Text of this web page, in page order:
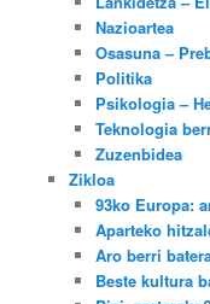
Nazioartea
Osasuna –
Politika
Psikologia –
Teknologia
Zuzenbidea
Zikloa
93ko Europa:
Aparteko
Aro berri
Beste kultura